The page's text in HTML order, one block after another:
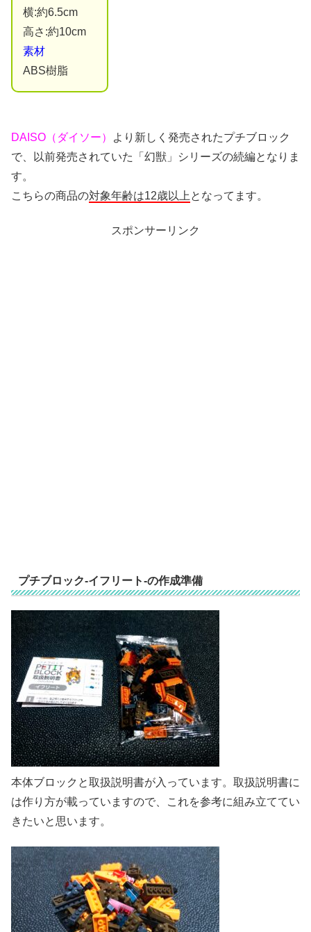
横:約6.5cm
高さ:約10cm
素材
ABS樹脂
DAISO（ダイソー）
より新しく発売されたプチブロック
で、以前発売されていた「幻獣」シリーズの続編となりま
す。
こちらの商品の対象年齢は12歳以上 となってます。
スポンサーリンク
プチブロック-イフリート-の作成準備
本体ブロックと取扱説明書が入っています。取扱説明書に
は作り方が載っていますので、これを参考に組み立ててい
きたいと思います。